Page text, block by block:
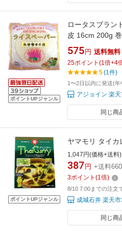
ポイントUPジャンル
ロータスブラン
皮 16cm 200g
生春巻きにも最
575 円 送料無料
25ポイント (1倍+4
5(1件)
1〜2日以内に発送(年
アジョイン 楽
同じ商
ポイントUPジャンル
ヤマモリ タイ
1,047円(価格+送料)
387 円 +送料
3ポイント (1倍)
8/10 7:00までの注文
成城石井 楽天
同じ商